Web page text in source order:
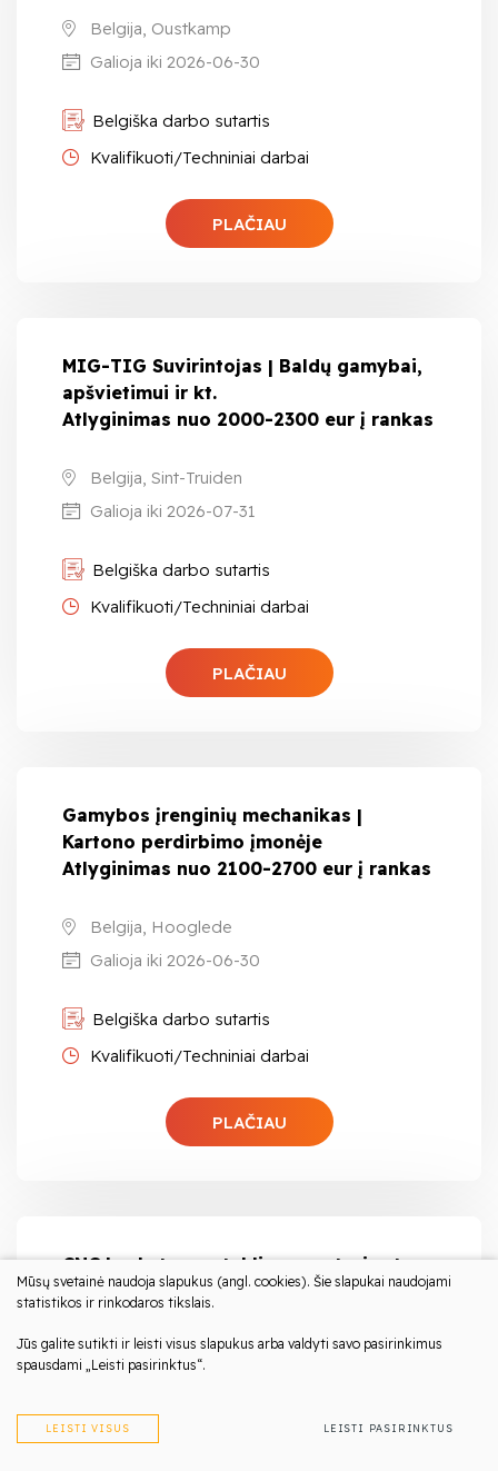
Belgija, Oustkamp
Galioja iki 2026-06-30
Belgiška darbo sutartis
Kvalifikuoti/Techniniai darbai
PLAČIAU
MIG-TIG Suvirintojas | Baldų gamybai,
apšvietimui ir kt.
Atlyginimas nuo 2000-2300 eur į rankas
Belgija, Sint-Truiden
Galioja iki 2026-07-31
Belgiška darbo sutartis
Kvalifikuoti/Techniniai darbai
PLAČIAU
Gamybos įrenginių mechanikas |
Kartono perdirbimo įmonėje
Atlyginimas nuo 2100-2700 eur į rankas
Belgija, Hooglede
Galioja iki 2026-06-30
Belgiška darbo sutartis
Kvalifikuoti/Techniniai darbai
PLAČIAU
CNC Lankstymo staklių operatorius |
Metalo lakštų pramonė
Olandija, Nieuwkuijk
Galioja iki 2026-06-30
Mūsų svetainė naudoja slapukus (angl. cookies). Šie slapukai naudojami
statistikos ir rinkodaros tikslais.
Jūs galite sutikti ir leisti visus slapukus arba valdyti savo pasirinkimus
spausdami „Leisti pasirinktus“.
LEISTI VISUS LEISTI PASIRINKTUS